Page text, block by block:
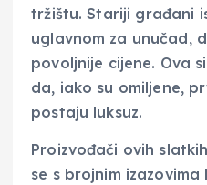
tržištu. Stariji građani
uglavnom za unučad,
povoljnije cijene. Ova
da, iako su omiljene,
postaju luksuz.
Proizvođači ovih
se s brojnim